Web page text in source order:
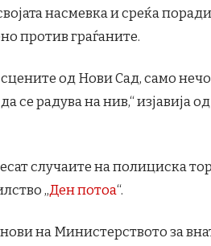
насмевка и среќа поради
против граѓаните.
од Нови Сад, само
се радува на нив,“ изјавија од
случаите на полициска
„Ден потоа“.
на Министерството за